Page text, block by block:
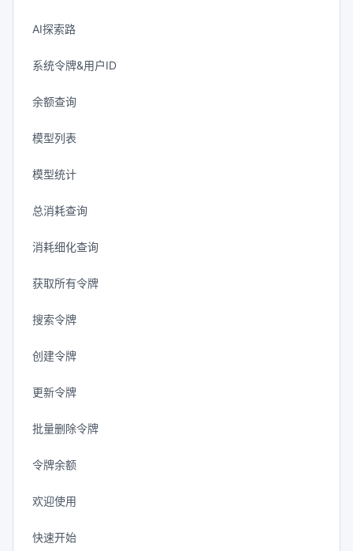
AI探索路
系统令牌&用户ID
余额查询
模型列表
模型统计
总消耗查询
消耗细化查询
获取所有令牌
搜索令牌
创建令牌
更新令牌
批量删除令牌
令牌余额
欢迎使用
快速开始